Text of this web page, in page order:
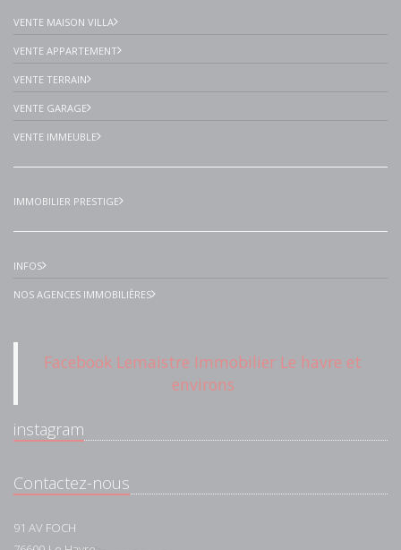
VENTE MAISON VILLA
VENTE APPARTEMENT
VENTE TERRAIN
VENTE GARAGE
VENTE IMMEUBLE
IMMOBILIER PRESTIGE
INFOS
NOS AGENCES IMMOBILIÈRES
Facebook Lemaistre Immobilier Le havre et
environs
instagram
Contactez-nous
91 AV FOCH